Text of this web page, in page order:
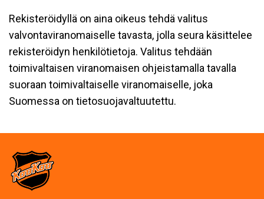
Rekisteröidyllä on aina oikeus tehdä valitus
valvontaviranomaiselle tavasta, jolla seura käsittelee
rekisteröidyn henkilötietoja. Valitus tehdään
toimivaltaisen viranomaisen ohjeistamalla tavalla
suoraan toimivaltaiselle viranomaiselle, joka
Suomessa on tietosuojavaltuutettu.